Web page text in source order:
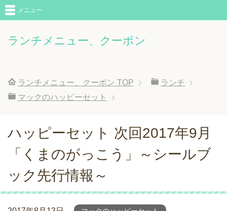
ランチメニュー、クーポン
メニュー
ランチメニュー、クーポン TOP
ランチ
マックのハッピーセット
ハッピーセット 次回2017年9月
「くまのがっこう」～シールブ
ック先行情報～